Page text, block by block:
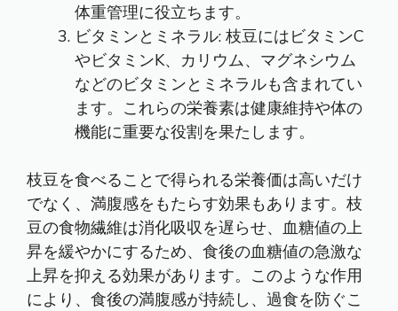
体重管理に役立ちます。
ビタミンとミネラル: 枝豆にはビタミンC
やビタミンK、カリウム、マグネシウム
などのビタミンとミネラルも含まれてい
ます。これらの栄養素は健康維持や体の
機能に重要な役割を果たします。
枝豆を食べることで得られる栄養価は高いだけ
でなく、満腹感をもたらす効果もあります。枝
豆の食物繊維は消化吸収を遅らせ、血糖値の上
昇を緩やかにするため、食後の血糖値の急激な
上昇を抑える効果があります。このような作用
により、食後の満腹感が持続し、過食を防ぐこ